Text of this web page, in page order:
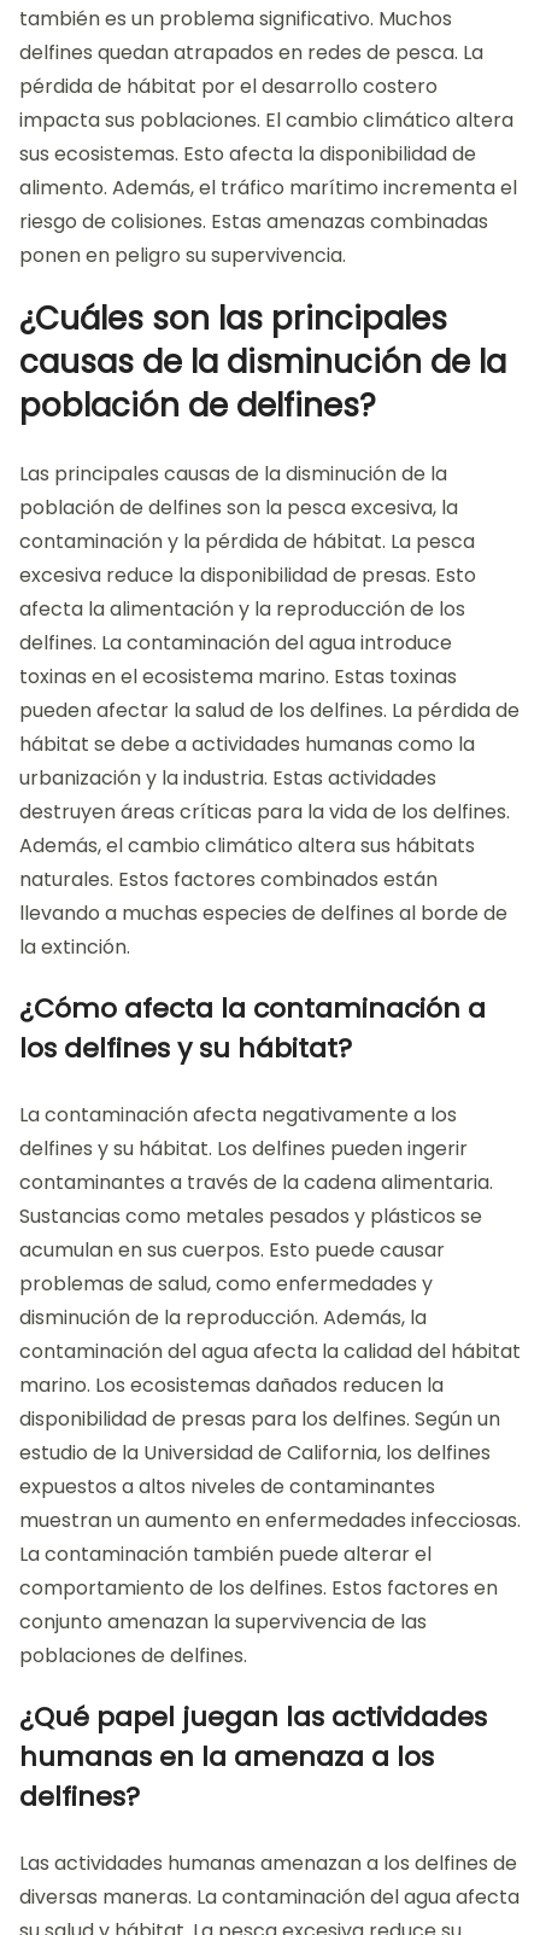
también es un problema significativo. Muchos
delfines quedan atrapados en redes de pesca. La
pérdida de hábitat por el desarrollo costero
impacta sus poblaciones. El cambio climático altera
sus ecosistemas. Esto afecta la disponibilidad de
alimento. Además, el tráfico marítimo incrementa el
riesgo de colisiones. Estas amenazas combinadas
ponen en peligro su supervivencia.
¿Cuáles son las principales
causas de la disminución de la
población de delfines?
Las principales causas de la disminución de la
población de delfines son la pesca excesiva, la
contaminación y la pérdida de hábitat. La pesca
excesiva reduce la disponibilidad de presas. Esto
afecta la alimentación y la reproducción de los
delfines. La contaminación del agua introduce
toxinas en el ecosistema marino. Estas toxinas
pueden afectar la salud de los delfines. La pérdida de
hábitat se debe a actividades humanas como la
urbanización y la industria. Estas actividades
destruyen áreas críticas para la vida de los delfines.
Además, el cambio climático altera sus hábitats
naturales. Estos factores combinados están
llevando a muchas especies de delfines al borde de
la extinción.
¿Cómo afecta la contaminación a
los delfines y su hábitat?
La contaminación afecta negativamente a los
delfines y su hábitat. Los delfines pueden ingerir
contaminantes a través de la cadena alimentaria.
Sustancias como metales pesados y plásticos se
acumulan en sus cuerpos. Esto puede causar
problemas de salud, como enfermedades y
disminución de la reproducción. Además, la
contaminación del agua afecta la calidad del hábitat
marino. Los ecosistemas dañados reducen la
disponibilidad de presas para los delfines. Según un
estudio de la Universidad de California, los delfines
expuestos a altos niveles de contaminantes
muestran un aumento en enfermedades infecciosas.
La contaminación también puede alterar el
comportamiento de los delfines. Estos factores en
conjunto amenazan la supervivencia de las
poblaciones de delfines.
¿Qué papel juegan las actividades
humanas en la amenaza a los
delfines?
Las actividades humanas amenazan a los delfines de
diversas maneras. La contaminación del agua afecta